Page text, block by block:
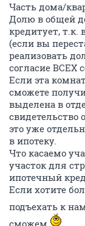
Часть дома/
Долю в общей
кредитует, т.к.
(если вы
реализовать
согласие ВСЕХ
Если эта
сможете
выделена в
свидетельство
это уже
в ипотеку.
Что касаемо
участок для
ипотечный
Если хотите
подъехать к
сможем